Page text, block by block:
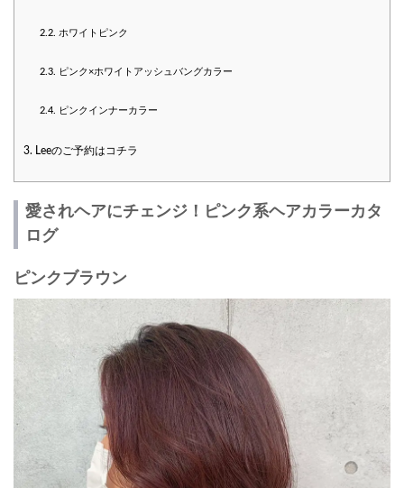
2.2. ホワイトピンク
2.3. ピンク×ホワイトアッシュバングカラー
2.4. ピンクインナーカラー
3. Leeのご予約はコチラ
愛されヘアにチェンジ！ピンク系ヘアカラーカタ
ログ
ピンクブラウン